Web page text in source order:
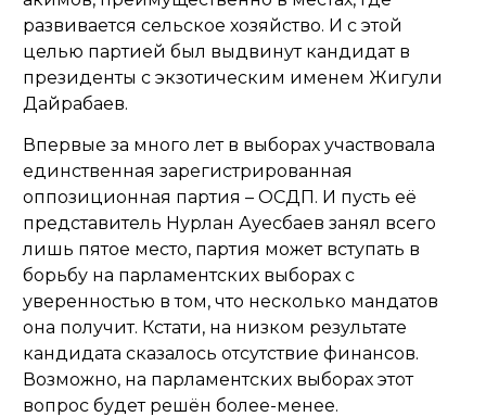
развивается сельское хозяйство. И с этой
целью партией был выдвинут кандидат в
президенты с экзотическим именем Жигули
Дайрабаев.
Впервые за много лет в выборах участвовала
единственная зарегистрированная
оппозиционная партия – ОСДП. И пусть её
представитель Нурлан Ауесбаев занял всего
лишь пятое место, партия может вступать в
борьбу на парламентских выборах с
уверенностью в том, что несколько мандатов
она получит. Кстати, на низком результате
кандидата сказалось отсутствие финансов.
Возможно, на парламентских выборах этот
вопрос будет решён более-менее.